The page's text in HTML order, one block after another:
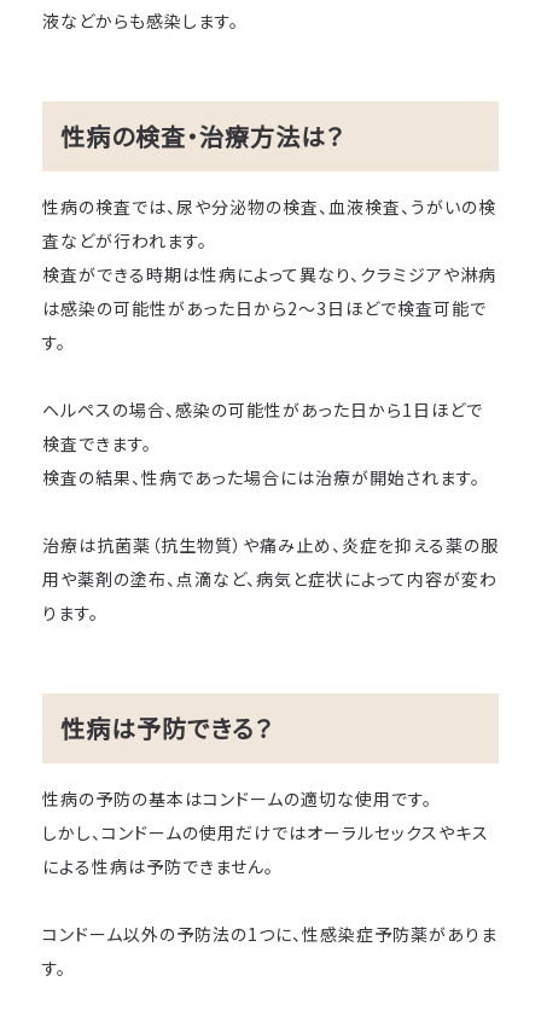
ご予約の院を選択してください
大阪梅田院
液などからも感染します。
性病の検査・治療方法は？
性病の検査では、尿や分泌物の検査、血液検査、うがいの検
査などが行われます。
検査ができる時期は性病によって異なり、クラミジアや淋病
は感染の可能性があった日から2～3日ほどで検査可能で
す。
ヘルペスの場合、感染の可能性があった日から1日ほどで
検査できます。
検査の結果、性病であった場合には治療が開始されます。
治療は抗菌薬（抗生物質）や痛み止め、炎症を抑える薬の服
用や薬剤の塗布、点滴など、病気と症状によって内容が変わ
ります。
性病は予防できる？
性病の予防の基本はコンドームの適切な使用です。
しかし、コンドームの使用だけではオーラルセックスやキス
による性病は予防できません。
コンドーム以外の予防法の1つに、性感染症予防薬がありま
す。